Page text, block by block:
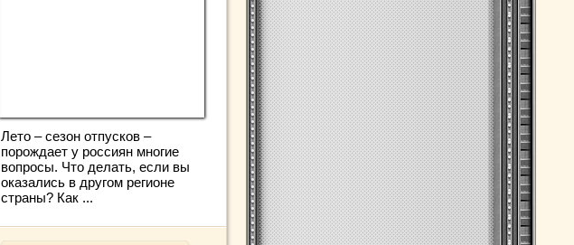
Лето – сезон отпусков –
порождает у россиян многие
вопросы. Что делать, если вы
оказались в другом регионе
страны? Как ...